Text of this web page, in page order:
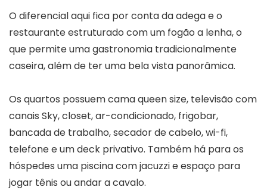
O diferencial aqui fica por conta da adega e o
restaurante estruturado com um fogão a lenha, o
que permite uma gastronomia tradicionalmente
caseira, além de ter uma bela vista panorâmica.
Os quartos possuem cama queen size, televisão com
canais Sky, closet, ar-condicionado, frigobar,
bancada de trabalho, secador de cabelo, wi-fi,
telefone e um deck privativo. Também há para os
hóspedes uma piscina com jacuzzi e espaço para
jogar tênis ou andar a cavalo.